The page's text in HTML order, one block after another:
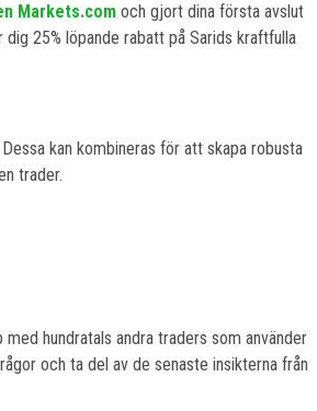
Markets.com och gjort dina första avslut
25% löpande rabatt på Sarids kraftfulla
kan kombineras för att skapa robusta
trader.
hundratals andra traders som använder
och ta del av de senaste insikterna från